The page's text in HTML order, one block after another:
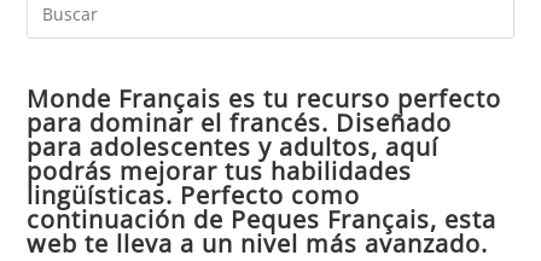
Monde Français es tu recurso perfecto
para dominar el francés. Diseñado
para adolescentes y adultos, aquí
podrás mejorar tus habilidades
lingüísticas. Perfecto como
continuación de Peques Français, esta
web te lleva a un nivel más avanzado.